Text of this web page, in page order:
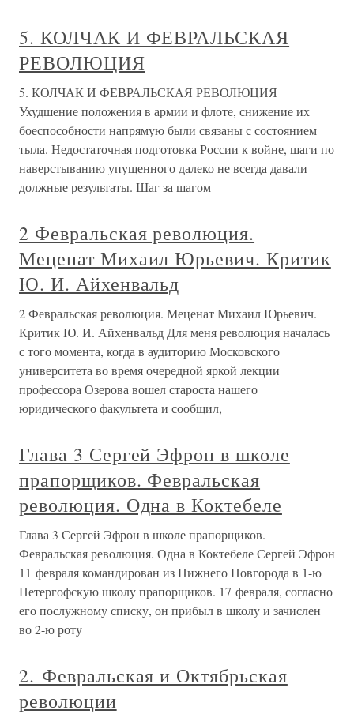
5. КОЛЧАК И ФЕВРАЛЬСКАЯ
РЕВОЛЮЦИЯ
5. КОЛЧАК И ФЕВРАЛЬСКАЯ РЕВОЛЮЦИЯ
Ухудшение положения в армии и флоте, снижение их
боеспособности напрямую были связаны с состоянием
тыла. Недостаточная подготовка России к войне, шаги по
наверстыванию упущенного далеко не всегда давали
должные результаты. Шаг за шагом
2 Февральская революция.
Меценат Михаил Юрьевич. Критик
Ю. И. Айхенвальд
2 Февральская революция. Меценат Михаил Юрьевич.
Критик Ю. И. Айхенвальд Для меня революция началась
с того момента, когда в аудиторию Московского
университета во время очередной яркой лекции
профессора Озерова вошел староста нашего
юридического факультета и сообщил,
Глава 3 Сергей Эфрон в школе
прапорщиков. Февральская
революция. Одна в Коктебеле
Глава 3 Сергей Эфрон в школе прапорщиков.
Февральская революция. Одна в Коктебеле Сергей Эфрон
11 февраля командирован из Нижнего Новгорода в 1-ю
Петергофскую школу прапорщиков. 17 февраля, согласно
его послужному списку, он прибыл в школу и зачислен
во 2-ю роту
2. Февральская и Октябрьская
революции